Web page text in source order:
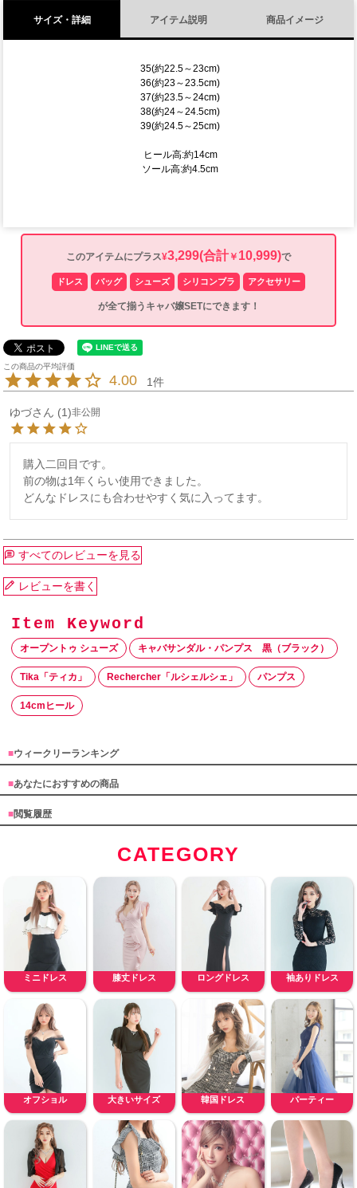
サイズ・詳細 アイテム説明 商品イメージ
35(約22.5～23cm)
36(約23～23.5cm)
37(約23.5～24cm)
38(約24～24.5cm)
39(約24.5～25cm)
ヒール高:約14cm
ソール高:約4.5cm
このアイテムにプラス¥3,299(合計 ￥ 10,999)で
ドレス バッグ シューズ シリコンブラ アクセサリー
が全て揃うキャバ嬢SETにできます！
4.00 1
ゆづ 1 非公開
購入二回目です。
前の物は1年くらい使用できました。
どんなドレスにも合わせやすく気に入ってます。
すべてのレビューを見る
レビューを書く
オープントゥ シューズ キャバサンダル・パンプス 黒（ブラック）
Tika「ティカ」 Rechercher「ルシェルシェ」 パンプス
14cmヒール
■ウィークリーランキング
■あなたにおすすめの商品
■閲覧履歴
CATEGORY
ミニドレス 膝丈ドレス ロングドレス 袖ありドレス
オフショル 大きいサイズ 韓国ドレス パーティー